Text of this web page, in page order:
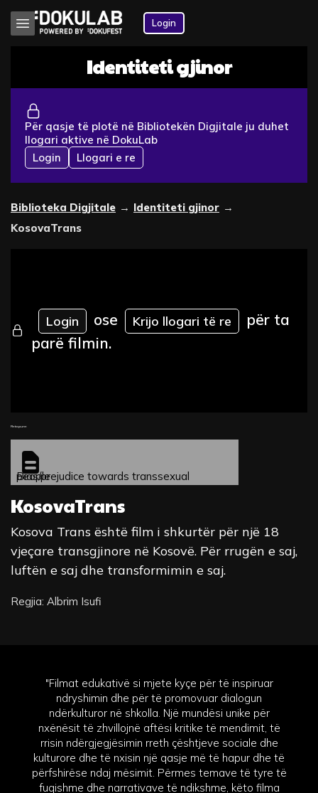
Login
Identiteti gjinor
Për qasje të plotë në Bibliotekën Digjitale ju duhet
llogari aktive në DokuLab
Login
Llogari e re
Biblioteka Digjitale → Identiteti gjinor →
KosovaTrans
Login ose Krijo llogari të re
për ta
parë filmin.
Fleta pune
Bias/prejudice towards transsexual people
KosovaTrans
Kosova Trans është film i shkurtër për një 18
vjeçare transgjinore në Kosovë. Për rrugën e saj,
luftën e saj dhe transformimin e saj.
Regjia: Albrim Isufi
"Filmat edukativë si mjete kyçe për të inspiruar
ndryshimin dhe për të promovuar dialogun
ndërkulturor në shkolla. Një mundësi unike për
nxënësit të zhvillojnë aftësi kritike të mendimit, të
rrisin ndërgjegjësimin rreth çështjeve sociale dhe
kulturore dhe të nxisin një qasje më të hapur dhe të
përfshirëse ndaj mësimit. Përmes temave të tyre të
fuqishme dhe narrativave të ndikshme, këto filma